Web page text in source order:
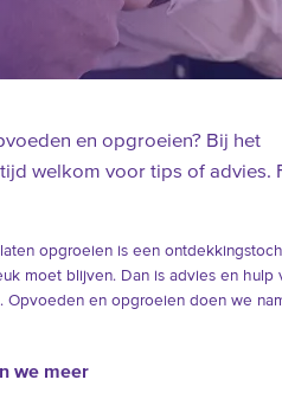
en opgroeien? Bij het
welkom voor tips of advies.
opgroeien is een
moet blijven. Dan is advies en hulp
Opvoeden en opgroeien doen we
we meer